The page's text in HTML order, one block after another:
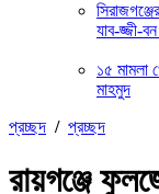
যাব-জ্জী-
১৫ মামলা
মাহমুদ
প্রচ্ছদ / প্রচ্ছদ
রায়গঞ্জে